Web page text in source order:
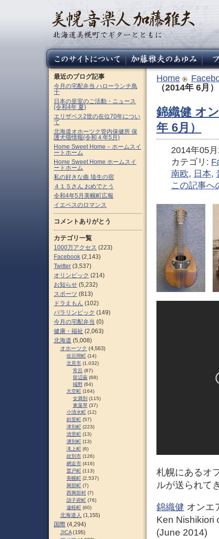
Home
（2014年 6月）
錦織健 オ
年 6月）
2014年05
カテゴリ:
南欧, 日本,
この記事へ
札幌にあるオ
ルが送られて
錦織健 オンエ
Ken Nishikiori
(June 2014)
最近のブログ記事
今月の宅配弁当 ハローランチ鳥
十
日本の皇室のご活動・ニュース
(令和4年 夏)
エリザベス2世の在位70年につい
て
北海道オホーツク管内保健所 保
護犬猫情報(令和４年5月)
Home Sweet Home – ホームスイ
ートホーム
Home Sweet Home ホームスイ
ートホーム
私の好きな曲 埴生の宿
４１５さん おめでとう
令和4年5月美幌町広報
イエペスのロマンス
コメントありがとう
カテゴリ一覧
1000万アクセス (223)
Facebook (2,143)
Twitter (3,537)
オリンピック (214)
お知らせ (5,232)
スポーツ (813)
ドラえもん (102)
パラリンピック (149)
今月の宅配弁当 (0)
健康・福祉 (2,063)
北海道 (5,008)
オホーツク (4,563)
佐呂間町 (14)
北見市 (1,032)
常呂 (87)
留辺蘂 (68)
端野 (64)
大空町 (164)
女満別 (115)
東藻琴 (37)
小清水町 (12)
斜里町 (57)
津別町 (223)
清里町 (13)
湧別町 (13)
滝上町 (6)
紋別市 (126)
網走市 (416)
置戸町 (113)
美幌町 (2,537)
興部町 (7)
西興部村 (7)
訓子府町 (76)
遠軽町 (60)
北海道人 (1,155)
国際 (4,294)
JICA(195)